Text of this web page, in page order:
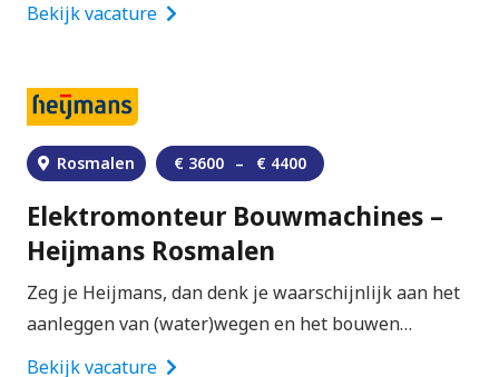
Bekijk vacature
Rosmalen € 3600 – € 4400
Elektromonteur Bouwmachines –
Heijmans Rosmalen
Zeg je Heijmans, dan denk je waarschijnlijk aan het
aanleggen van (water)wegen en het bouwen…
Bekijk vacature